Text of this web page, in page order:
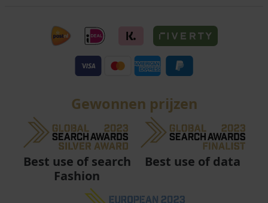
Gewonnen prijzen
Best use of search
Fashion
Best use of data